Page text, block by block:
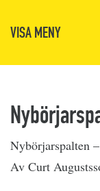
VISA MENY
Nybörjarspalten
Av Curt